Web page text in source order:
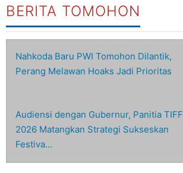
BERITA TOMOHON
Nahkoda Baru PWI Tomohon Dilantik,
Perang Melawan Hoaks Jadi Prioritas
Audiensi dengan Gubernur, Panitia TIFF
2026 Matangkan Strategi Sukseskan
Festiva…